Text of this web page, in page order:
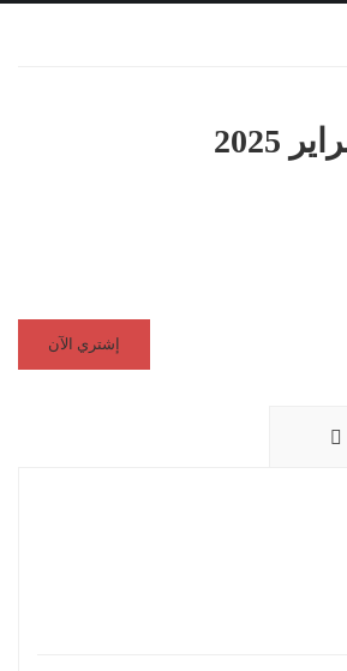
إشتري الآن